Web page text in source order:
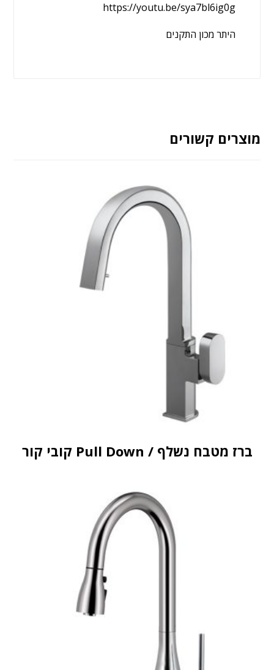
https://youtu.be/sya7bl6ig0g
היתר מכון התקנים
מוצרים קשורים
ברז מטבח נשלף / Pull Down קובי קור